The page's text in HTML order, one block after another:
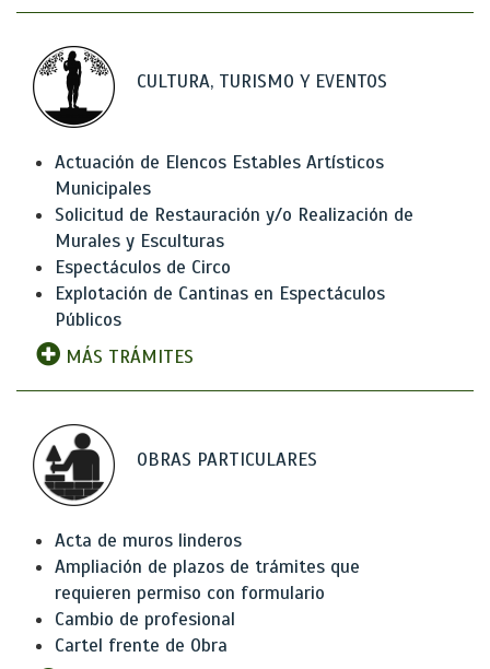
CULTURA, TURISMO Y EVENTOS
Actuación de Elencos Estables Artísticos
Municipales
Solicitud de Restauración y/o Realización de
Murales y Esculturas
Espectáculos de Circo
Explotación de Cantinas en Espectáculos
Públicos
MÁS TRÁMITES
OBRAS PARTICULARES
Acta de muros linderos
Ampliación de plazos de trámites que
requieren permiso con formulario
Cambio de profesional
Cartel frente de Obra